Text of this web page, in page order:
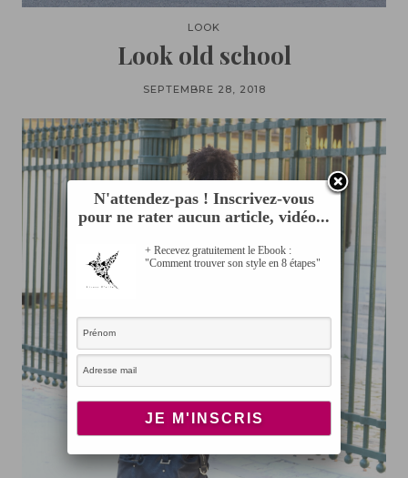
LOOK
Look old school
SEPTEMBRE 28, 2018
N'attendez-pas ! Inscrivez-vous
pour ne rater aucun article, vidéo...
+ Recevez gratuitement le Ebook :
"Comment trouver son style en 8 étapes"